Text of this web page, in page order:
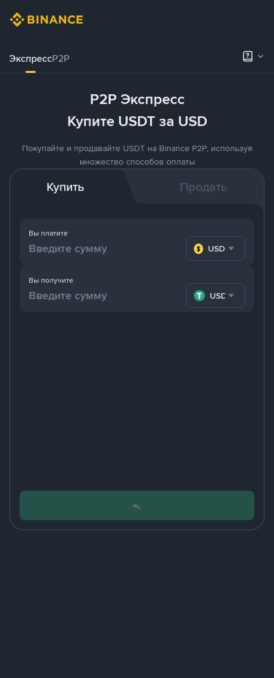
ЭкспрессP2P
P2P Экспресс
Купите USDT за USD
Покупайте и продавайте USDT на Binance P2P, используя
множество способов оплаты
Купить Продать
Вы платите
USD
Вы получите
USDT